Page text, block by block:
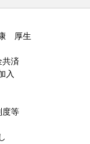
厚生
共済
入
度等